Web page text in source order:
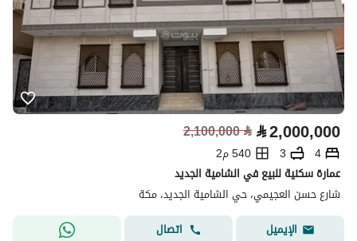
⃁2,000,000
⃁
2,100,000
4
3
540 م2
عمارة سكنية للبيع في الشامية الجديد
شارع حسن العجيمي، حي الشامية الجديد، مكة
الإيميل
اتصال